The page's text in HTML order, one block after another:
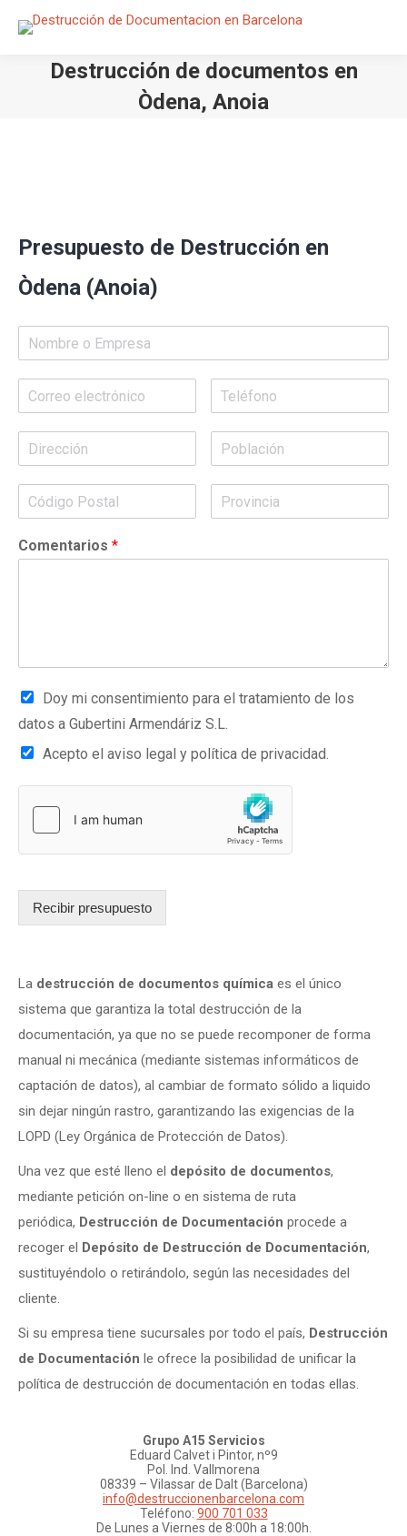
Destrucción de documentos en
Òdena, Anoia
Presupuesto de Destrucción en
Òdena (Anoia)
Comentarios *
Doy mi consentimiento para el tratamiento de los
datos a Gubertini Armendáriz S.L.
Acepto el aviso legal y política de privacidad.
Recibir presupuesto
La destrucción de documentos química es el único
sistema que garantiza la total destrucción de la
documentación, ya que no se puede recomponer de forma
manual ni mecánica (mediante sistemas informáticos de
captación de datos), al cambiar de formato sólido a liquido
sin dejar ningún rastro, garantizando las exigencias de la
LOPD (Ley Orgánica de Protección de Datos).
Una vez que esté lleno el depósito de documentos,
mediante petición on-line o en sistema de ruta
periódica, Destrucción de Documentación procede a
recoger el Depósito de Destrucción de Documentación,
sustituyéndolo o retirándolo, según las necesidades del
cliente.
Si su empresa tiene sucursales por todo el país, Destrucción
de Documentación le ofrece la posibilidad de unificar la
política de destrucción de documentación en todas ellas.
Grupo A15 Servicios
Eduard Calvet i Pintor, nº9
Pol. Ind. Vallmorena
08339 – Vilassar de Dalt (Barcelona)
info@destruccionenbarcelona.com
Teléfono: 900 701 033
De Lunes a Viernes de 8:00h a 18:00h.